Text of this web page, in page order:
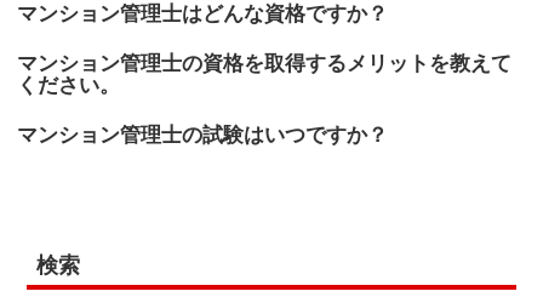
マンション管理士はどんな資格ですか？
マンション管理士の資格を取得するメリットを教えて
ください。
マンション管理士の試験はいつですか？
検索